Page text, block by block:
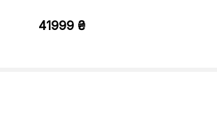
41999 ₴